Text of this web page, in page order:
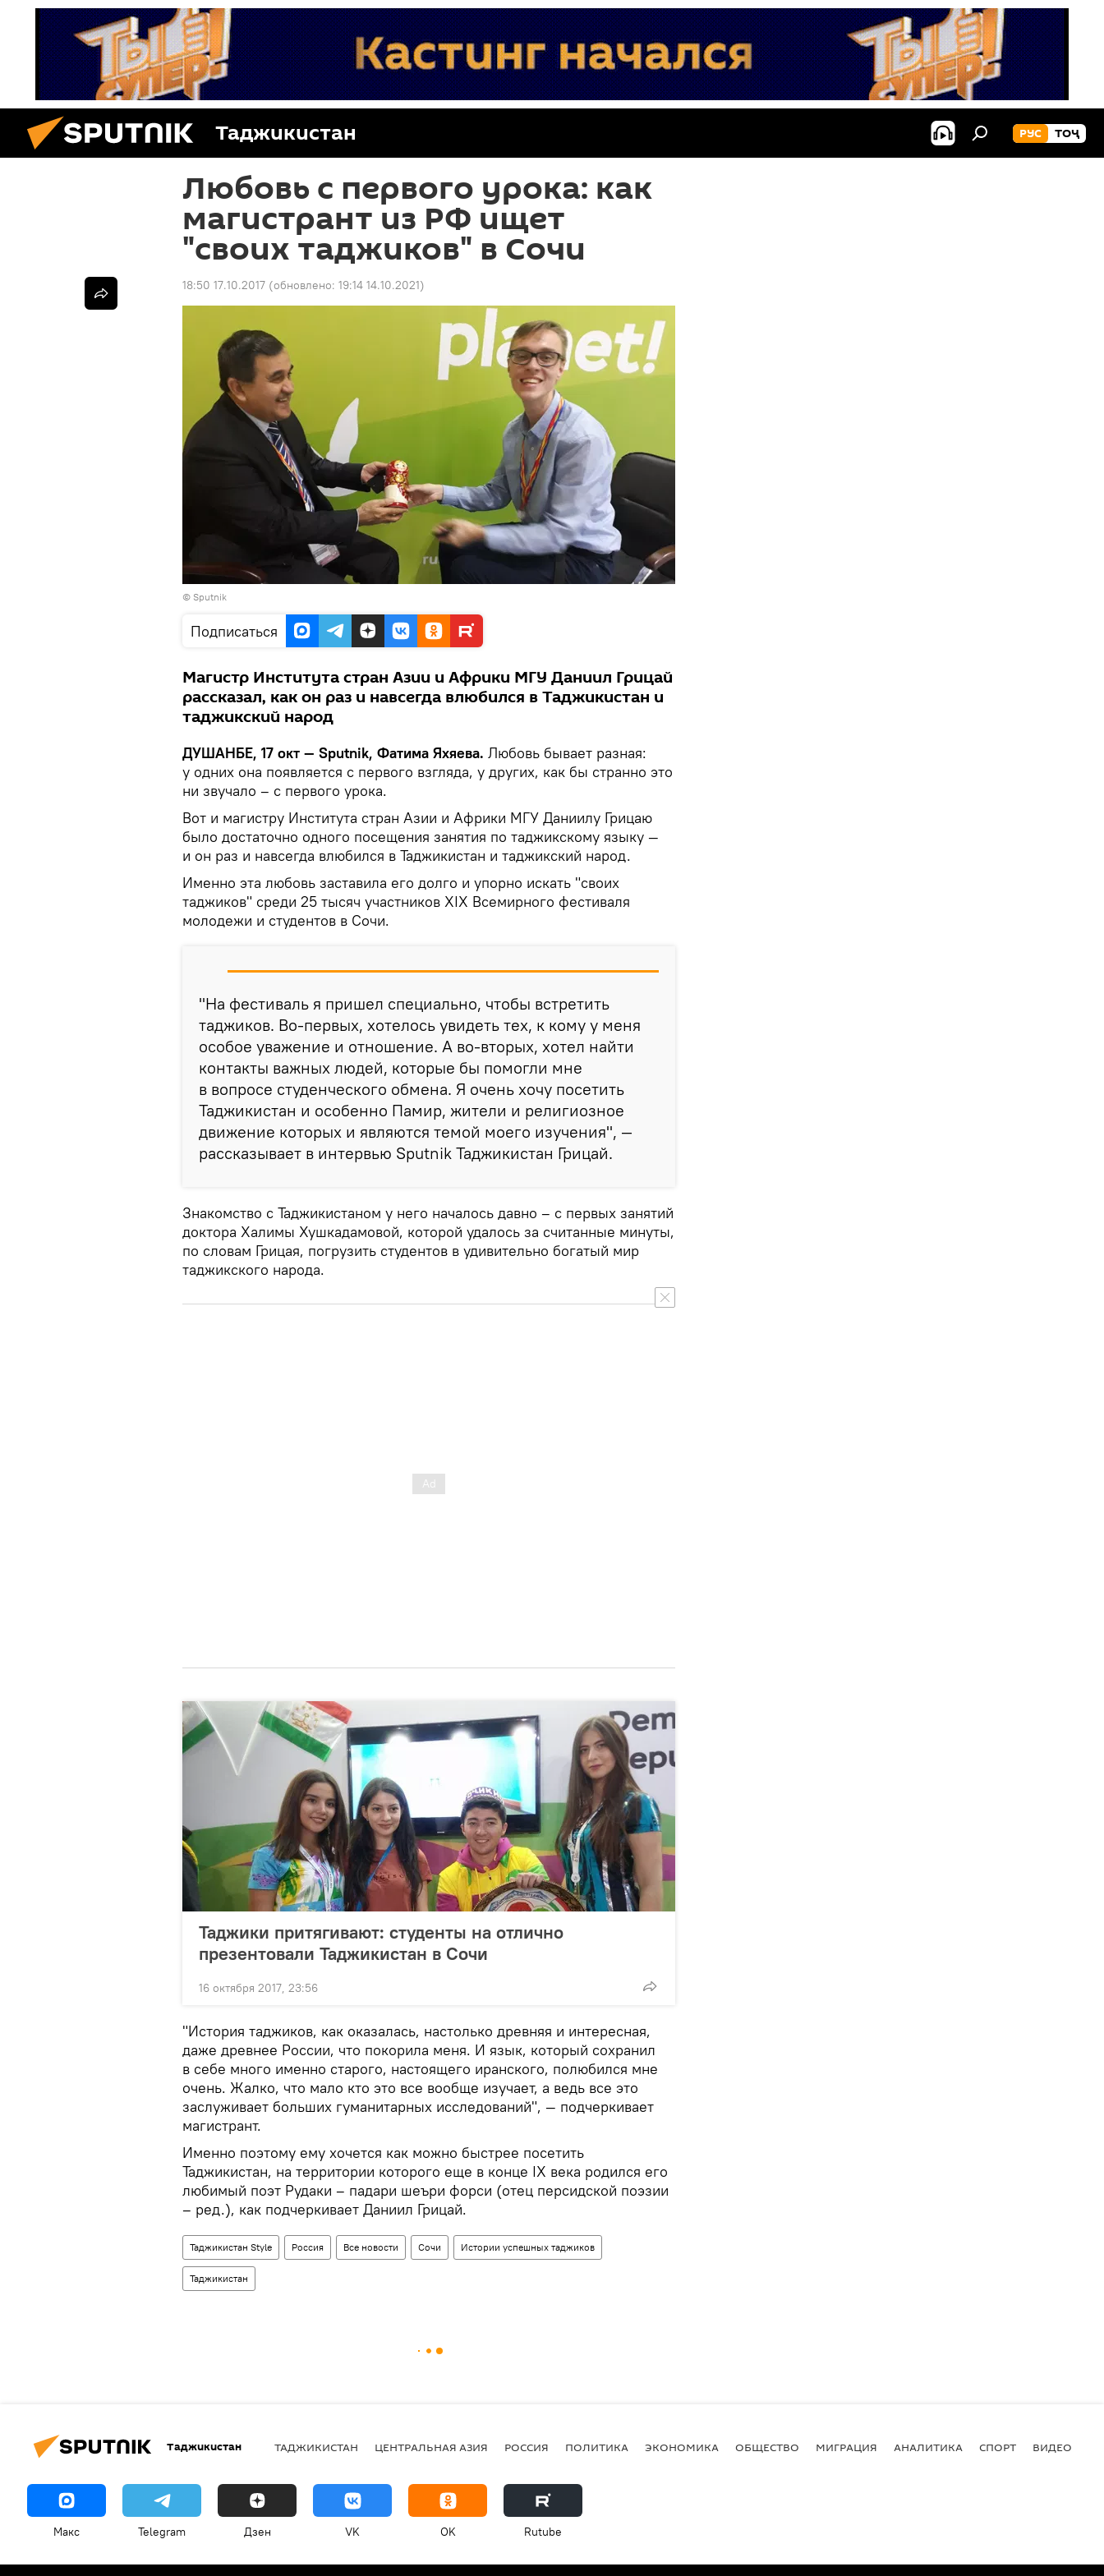
Таджикистан РУС ТОҶ
Любовь с первого урока: как
магистрант из РФ ищет
"своих таджиков" в Сочи
18:50 17.10.2017 (обновлено: 19:14 14.10.2021)
© Sputnik
Подписаться
Магистр Института стран Азии и Африки МГУ Даниил Грицай
рассказал, как он раз и навсегда влюбился в Таджикистан и
таджикский народ
ДУШАНБЕ, 17 окт — Sputnik, Фатима Яхяева. Любовь бывает разная:
у одних она появляется с первого взгляда, у других, как бы странно это
ни звучало – с первого урока.
Вот и магистру Института стран Азии и Африки МГУ Даниилу Грицаю
было достаточно одного посещения занятия по таджикскому языку —
и он раз и навсегда влюбился в Таджикистан и таджикский народ.
Именно эта любовь заставила его долго и упорно искать "своих
таджиков" среди 25 тысяч участников XIX Всемирного фестиваля
молодежи и студентов в Сочи.
"На фестиваль я пришел специально, чтобы встретить
таджиков. Во-первых, хотелось увидеть тех, к кому у меня
особое уважение и отношение. А во-вторых, хотел найти
контакты важных людей, которые бы помогли мне
в вопросе студенческого обмена. Я очень хочу посетить
Таджикистан и особенно Памир, жители и религиозное
движение которых и являются темой моего изучения", —
рассказывает в интервью Sputnik Таджикистан Грицай.
Знакомство с Таджикистаном у него началось давно – с первых занятий
доктора Халимы Хушкадамовой, которой удалось за считанные минуты,
по словам Грицая, погрузить студентов в удивительно богатый мир
таджикского народа.
Таджики притягивают: студенты на отлично
презентовали Таджикистан в Сочи
16 октября 2017, 23:56
"История таджиков, как оказалась, настолько древняя и интересная,
даже древнее России, что покорила меня. И язык, который сохранил
в себе много именно старого, настоящего иранского, полюбился мне
очень. Жалко, что мало кто это все вообще изучает, а ведь все это
заслуживает больших гуманитарных исследований", — подчеркивает
магистрант.
Именно поэтому ему хочется как можно быстрее посетить
Таджикистан, на территории которого еще в конце IX века родился его
любимый поэт Рудаки – падари шеъри форси (отец персидской поэзии
– ред.), как подчеркивает Даниил Грицай.
Таджикистан Style Россия Все новости Сочи Истории успешных таджиков
Таджикистан
Таджикистан ТАДЖИКИСТАН ЦЕНТРАЛЬНАЯ АЗИЯ РОССИЯ ПОЛИТИКА ЭКОНОМИКА ОБЩЕСТВО МИГРАЦИЯ АНАЛИТИКА СПОРТ ВИДЕО
Макс Telegram Дзен VK OK Rutube